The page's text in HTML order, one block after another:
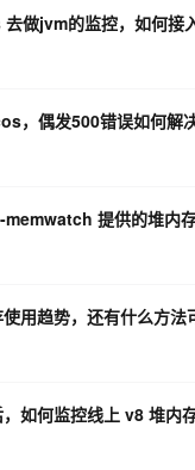
做jvm的监控，如何接
，偶发500错误如何解
如何监控线上 v8 堆内